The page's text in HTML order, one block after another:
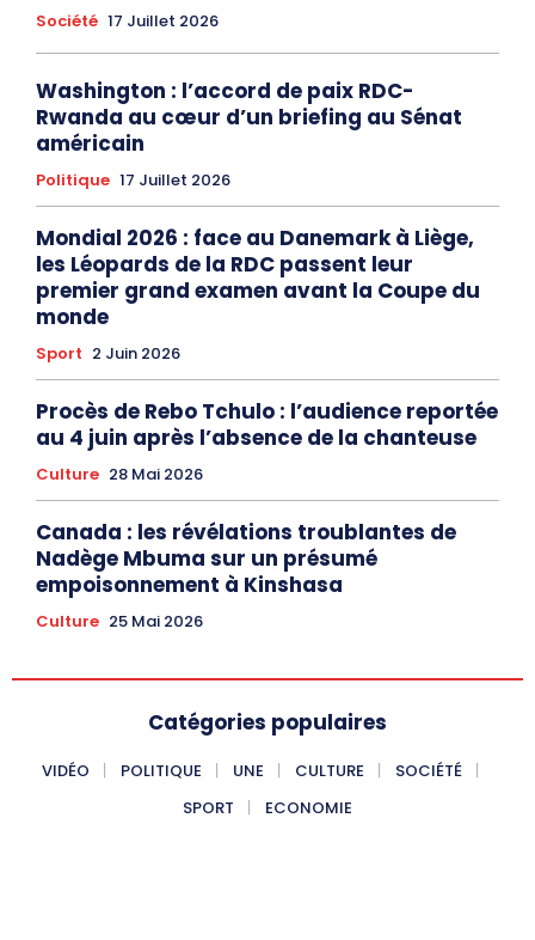
Société 17 Juillet 2026
Washington : l’accord de paix RDC-
Rwanda au cœur d’un briefing au Sénat
américain
Politique 17 Juillet 2026
Mondial 2026 : face au Danemark à Liège,
les Léopards de la RDC passent leur
premier grand examen avant la Coupe du
monde
Sport 2 Juin 2026
Procès de Rebo Tchulo : l’audience reportée
au 4 juin après l’absence de la chanteuse
Culture 28 Mai 2026
Canada : les révélations troublantes de
Nadège Mbuma sur un présumé
empoisonnement à Kinshasa
Culture 25 Mai 2026
Catégories populaires
VIDÉO POLITIQUE UNE CULTURE
SOCIÉTÉ
SPORT
ECONOMIE